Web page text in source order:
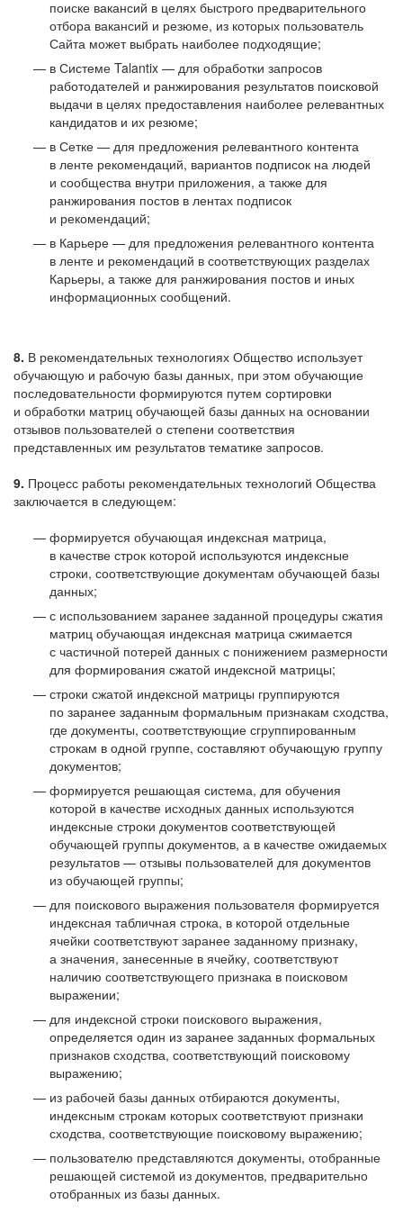
поиске вакансий в целях быстрого предварительного
отбора вакансий и резюме, из которых пользователь
Сайта может выбрать наиболее подходящие;
в Системе Talantix — для обработки запросов
работодателей и ранжирования результатов поисковой
выдачи в целях предоставления наиболее релевантных
кандидатов и их резюме;
в Сетке — для предложения релевантного контента
в ленте рекомендаций, вариантов подписок на людей
и сообщества внутри приложения, а также для
ранжирования постов в лентах подписок
и рекомендаций;
в Карьере — для предложения релевантного контента
в ленте и рекомендаций в соответствующих разделах
Карьеры, а также для ранжирования постов и иных
информационных сообщений.
8. В рекомендательных технологиях Общество использует
обучающую и рабочую базы данных, при этом обучающие
последовательности формируются путем сортировки
и обработки матриц обучающей базы данных на основании
отзывов пользователей о степени соответствия
представленных им результатов тематике запросов.
9. Процесс работы рекомендательных технологий Общества
заключается в следующем:
формируется обучающая индексная матрица,
в качестве строк которой используются индексные
строки, соответствующие документам обучающей базы
данных;
с использованием заранее заданной процедуры сжатия
матриц обучающая индексная матрица сжимается
с частичной потерей данных с понижением размерности
для формирования сжатой индексной матрицы;
строки сжатой индексной матрицы группируются
по заранее заданным формальным признакам сходства,
где документы, соответствующие сгруппированным
строкам в одной группе, составляют обучающую группу
документов;
формируется решающая система, для обучения
которой в качестве исходных данных используются
индексные строки документов соответствующей
обучающей группы документов, а в качестве ожидаемых
результатов — отзывы пользователей для документов
из обучающей группы;
для поискового выражения пользователя формируется
индексная табличная строка, в которой отдельные
ячейки соответствуют заранее заданному признаку,
а значения, занесенные в ячейку, соответствуют
наличию соответствующего признака в поисковом
выражении;
для индексной строки поискового выражения,
определяется один из заранее заданных формальных
признаков сходства, соответствующий поисковому
выражению;
из рабочей базы данных отбираются документы,
индексным строкам которых соответствуют признаки
сходства, соответствующие поисковому выражению;
пользователю представляются документы, отобранные
решающей системой из документов, предварительно
отобранных из базы данных.